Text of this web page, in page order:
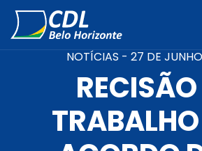
NOTÍCIAS - 27 DE
RECISÃO